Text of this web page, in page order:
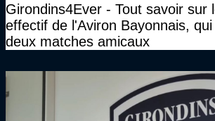
Girondins4Ever - Tout savoir sur
effectif de l'Aviron Bayonnais,
deux matches amicaux